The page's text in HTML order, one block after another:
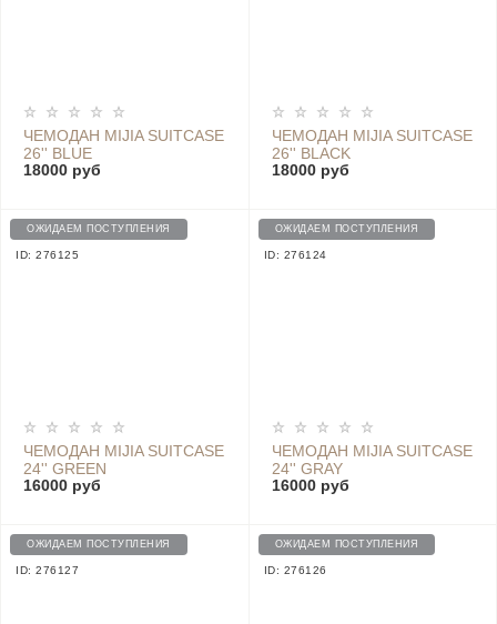
ЧЕМОДАН MIJIA SUITCASE
26'' BLUE
18000 руб
ЧЕМОДАН MIJIA SUITCASE
26'' BLACK
18000 руб
ОЖИДАЕМ ПОСТУПЛЕНИЯ
ID: 276125
ЧЕМОДАН MIJIA SUITCASE
24'' GREEN
16000 руб
ОЖИДАЕМ ПОСТУПЛЕНИЯ
ID: 276124
ЧЕМОДАН MIJIA SUITCASE
24'' GRAY
16000 руб
ОЖИДАЕМ ПОСТУПЛЕНИЯ
ID: 276127
ОЖИДАЕМ ПОСТУПЛЕНИЯ
ID: 276126